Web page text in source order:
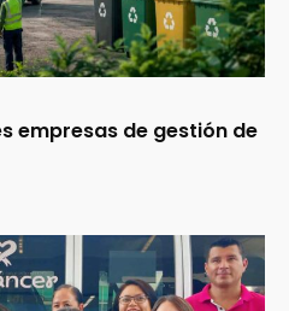
empresas de gestión de